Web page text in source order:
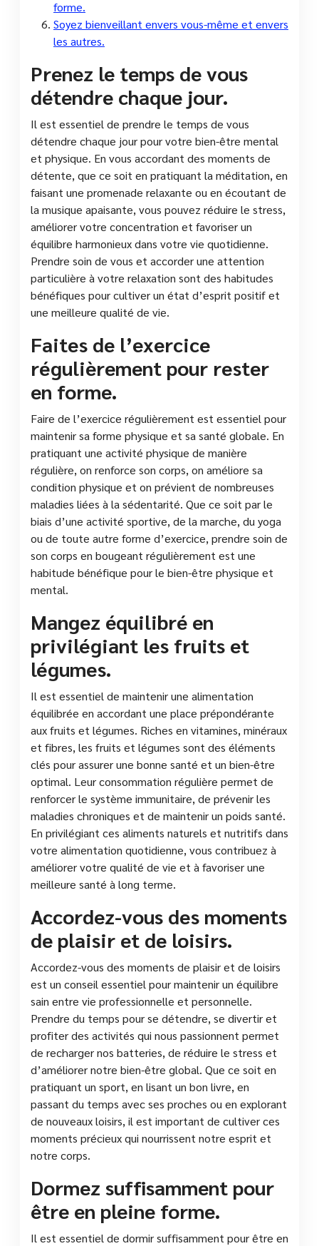
forme.
Soyez bienveillant envers vous-même et envers
les autres.
Prenez le temps de vous
détendre chaque jour.
Il est essentiel de prendre le temps de vous
détendre chaque jour pour votre bien-être mental
et physique. En vous accordant des moments de
détente, que ce soit en pratiquant la méditation, en
faisant une promenade relaxante ou en écoutant de
la musique apaisante, vous pouvez réduire le stress,
améliorer votre concentration et favoriser un
équilibre harmonieux dans votre vie quotidienne.
Prendre soin de vous et accorder une attention
particulière à votre relaxation sont des habitudes
bénéfiques pour cultiver un état d’esprit positif et
une meilleure qualité de vie.
Faites de l’exercice
régulièrement pour rester
en forme.
Faire de l’exercice régulièrement est essentiel pour
maintenir sa forme physique et sa santé globale. En
pratiquant une activité physique de manière
régulière, on renforce son corps, on améliore sa
condition physique et on prévient de nombreuses
maladies liées à la sédentarité. Que ce soit par le
biais d’une activité sportive, de la marche, du yoga
ou de toute autre forme d’exercice, prendre soin de
son corps en bougeant régulièrement est une
habitude bénéfique pour le bien-être physique et
mental.
Mangez équilibré en
privilégiant les fruits et
légumes.
Il est essentiel de maintenir une alimentation
équilibrée en accordant une place prépondérante
aux fruits et légumes. Riches en vitamines, minéraux
et fibres, les fruits et légumes sont des éléments
clés pour assurer une bonne santé et un bien-être
optimal. Leur consommation régulière permet de
renforcer le système immunitaire, de prévenir les
maladies chroniques et de maintenir un poids santé.
En privilégiant ces aliments naturels et nutritifs dans
votre alimentation quotidienne, vous contribuez à
améliorer votre qualité de vie et à favoriser une
meilleure santé à long terme.
Accordez-vous des moments
de plaisir et de loisirs.
Accordez-vous des moments de plaisir et de loisirs
est un conseil essentiel pour maintenir un équilibre
sain entre vie professionnelle et personnelle.
Prendre du temps pour se détendre, se divertir et
profiter des activités qui nous passionnent permet
de recharger nos batteries, de réduire le stress et
d’améliorer notre bien-être global. Que ce soit en
pratiquant un sport, en lisant un bon livre, en
passant du temps avec ses proches ou en explorant
de nouveaux loisirs, il est important de cultiver ces
moments précieux qui nourrissent notre esprit et
notre corps.
Dormez suffisamment pour
être en pleine forme.
Il est essentiel de dormir suffisamment pour être en